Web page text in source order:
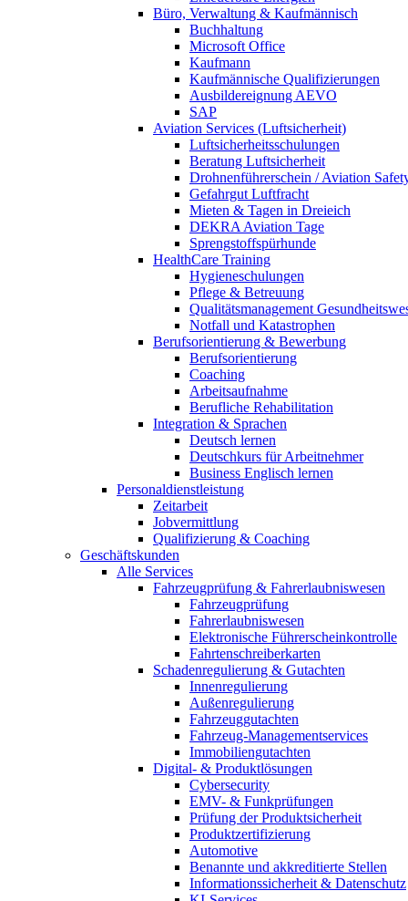
Büro, Verwaltung & Kaufmännisch
Buchhaltung
Microsoft Office
Kaufmann
Kaufmännische Qualifizierungen
Ausbildereignung AEVO
SAP
Aviation Services (Luftsicherheit)
Luftsicherheitsschulungen
Beratung Luftsicherheit
Drohnenführerschein / Aviation
Gefahrgut Luftfracht
Mieten & Tagen in Dreieich
DEKRA Aviation Tage
Sprengstoffspürhunde
HealthCare Training
Hygieneschulungen
Pflege & Betreuung
Qualitätsmanagement
Notfall und Katastrophen
Berufsorientierung & Bewerbung
Berufsorientierung
Coaching
Arbeitsaufnahme
Berufliche Rehabilitation
Integration & Sprachen
Deutsch lernen
Deutschkurs für Arbeitnehmer
Business Englisch lernen
Personaldienstleistung
Zeitarbeit
Jobvermittlung
Qualifizierung & Coaching
Geschäftskunden
Alle Services
Fahrzeugprüfung & Fahrerlaubniswesen
Fahrzeugprüfung
Fahrerlaubniswesen
Elektronische Führerscheinkontrolle
Fahrtenschreiberkarten
Schadenregulierung & Gutachten
Innenregulierung
Außenregulierung
Fahrzeuggutachten
Fahrzeug-Managementservices
Immobiliengutachten
Digital- & Produktlösungen
Cybersecurity
EMV- & Funkprüfungen
Prüfung der Produktsicherheit
Produktzertifizierung
Automotive
Benannte und akkreditierte Stellen
Informationssicherheit & Datenschutz